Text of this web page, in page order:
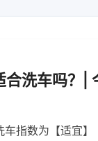
合洗车吗？|
指数为【适宜】